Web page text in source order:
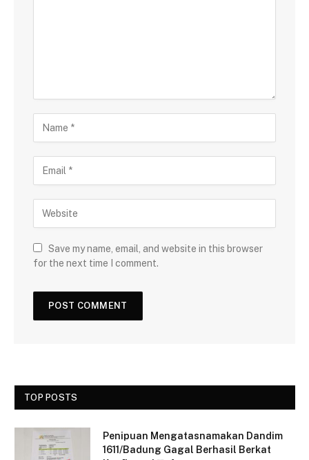
Save my name, email, and website in this browser
for the next time I comment.
TOP POSTS
Penipuan Mengatasnamakan Dandim
1611/Badung Gagal Berhasil Berkat